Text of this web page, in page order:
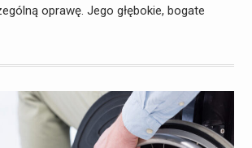
oprawę. Jego głębokie, bogate